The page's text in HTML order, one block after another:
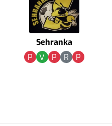
Sehranka
P
V P R P